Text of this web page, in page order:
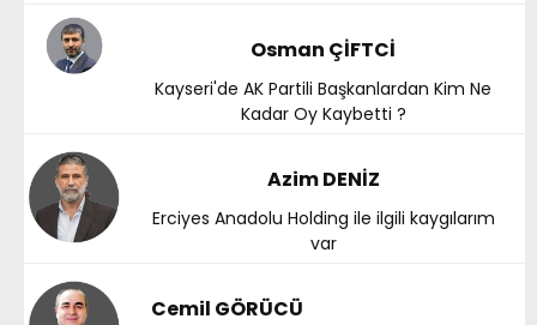
Osman ÇİFTCİ
Kayseri'de AK Partili Başkanlardan Kim Ne
Kadar Oy Kaybetti ?
Azim DENİZ
Erciyes Anadolu Holding ile ilgili kaygılarım
var
Cemil GÖRÜCÜ